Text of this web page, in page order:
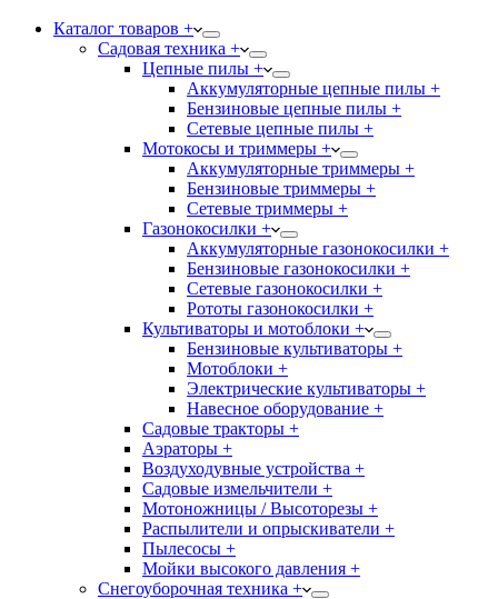
Каталог товаров +
Садовая техника +
Цепные пилы +
Аккумуляторные цепные пилы +
Бензиновые цепные пилы +
Сетевые цепные пилы +
Мотокосы и триммеры +
Аккумуляторные триммеры +
Бензиновые триммеры +
Сетевые триммеры +
Газонокосилки +
Аккумуляторные газонокосилки +
Бензиновые газонокосилки +
Сетевые газонокосилки +
Рототы газонокосилки +
Культиваторы и мотоблоки +
Бензиновые культиваторы +
Мотоблоки +
Электрические культиваторы +
Навесное оборудование +
Садовые тракторы +
Аэраторы +
Воздуходувные устройства +
Садовые измельчители +
Мотоножницы / Высоторезы +
Распылители и опрыскиватели +
Пылесосы +
Мойки высокого давления +
Снегоуборочная техника +